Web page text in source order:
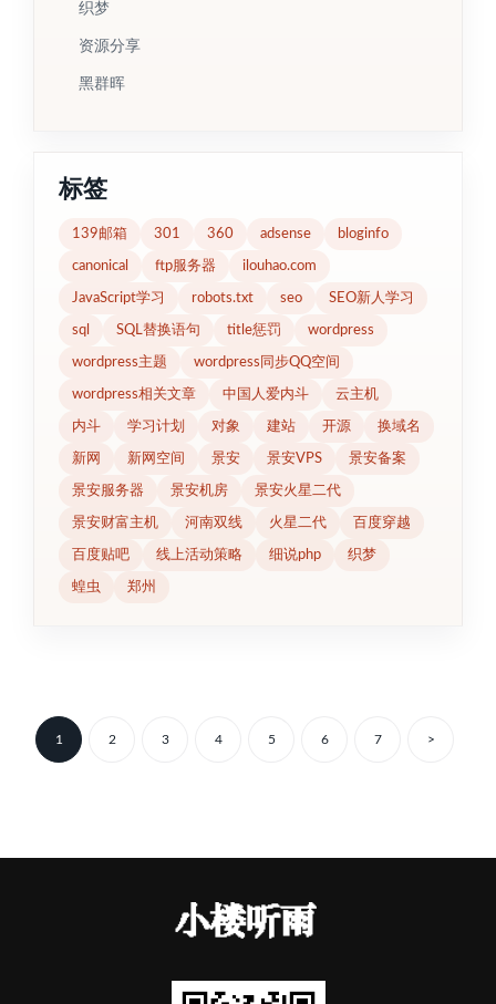
织梦
资源分享
黑群晖
标签
139邮箱 301 360 adsense bloginfo
canonical ftp服务器 ilouhao.com
JavaScript学习 robots.txt seo SEO新人学习
sql SQL替换语句 title惩罚 wordpress
wordpress主题 wordpress同步QQ空间
wordpress相关文章 中国人爱内斗 云主机
内斗 学习计划 对象 建站 开源 换域名
新网 新网空间 景安 景安VPS 景安备案
景安服务器 景安机房 景安火星二代
景安财富主机 河南双线 火星二代 百度穿越
百度贴吧 线上活动策略 细说php 织梦
蝗虫 郑州
Posts
pagination
1 2 3 4 5 6 7 >